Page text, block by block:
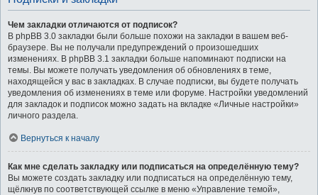
Чем закладки отличаются от подписок?
В phpBB 3.0 закладки были больше похожи на закладки в вашем веб-
браузере. Вы не получали предупреждений о произошедших
изменениях. В phpBB 3.1 закладки больше напоминают подписки на
темы. Вы можете получать уведомления об обновлениях в теме,
находящейся у вас в закладках. В случае подписки, вы будете получать
уведомления об изменениях в теме или форуме. Настройки уведомлений
для закладок и подписок можно задать на вкладке «Личные настройки»
личного раздела.
Вернуться к началу
Как мне сделать закладку или подписаться на определённую тему?
Вы можете создать закладку или подписаться на определённую тему,
щёлкнув по соответствующей ссылке в меню «Управление темой»,